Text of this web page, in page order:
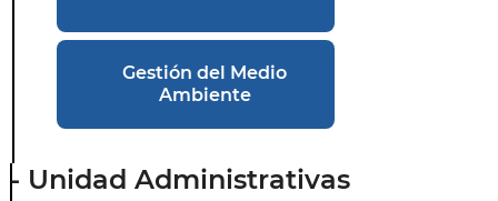
Gestión del Medio
Ambiente
- Unidad Administrativas